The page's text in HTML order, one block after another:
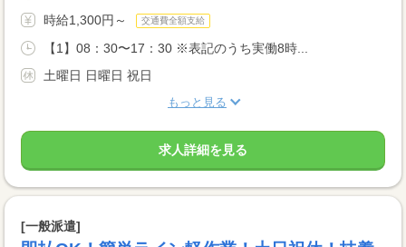
時給1,300円～ 交通費全額支給
【1】08：30〜17：30 ※表記のうち実働8時...
土曜日 日曜日 祝日
もっと見る
求人詳細を見る
[一般派遣]